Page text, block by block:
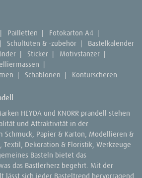
| Pailletten | Fotokarton A4 |
| Schultüten & -zubehör |
Bastelkalender
| Sticker | Motivstanzer |
|
| Schablonen | Konturscheren
HEYDA und KNORR prandell stehen
und Attraktivität in der
Schmuck, Papier & Karton, Modellieren &
Textil, Dekoration & Floristik, Werkzeuge
Basteln bietet das
das Bastlerherz begehrt. Mit der
lässt sich jeder Basteltrend hervorragend